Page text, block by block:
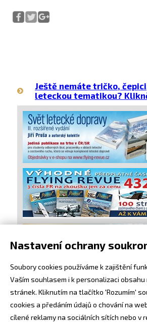
Ještě nemáte tričko,
leteckou tematikou?
Nastavení ochrany
Soubory cookies používáme k zajištění
Vaším souhlasem i k personalizaci
stránek. Kliknutím na tlačítko 'Rozumím'
cookies a předáním údajů o chování na
cílené reklamy na sociálních sítích nebo v